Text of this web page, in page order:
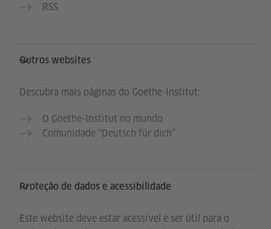
RSS
Outros websites
Descubra mais páginas do Goethe-Institut:
O Goethe-Institut no mundo
Comunidade “Deutsch für dich”
Proteção de dados e acessibilidade
Este website deve estar acessível e ser útil para o